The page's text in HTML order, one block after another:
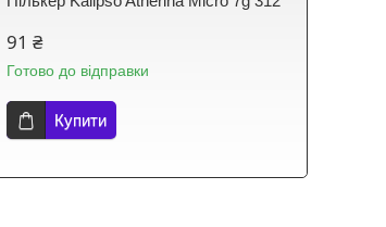
91 ₴
Готово до відправки
Купити